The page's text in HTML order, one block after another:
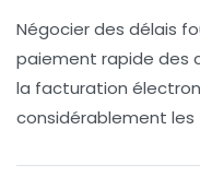
Négocier des délais
paiement rapide des
la facturation
considérablement les